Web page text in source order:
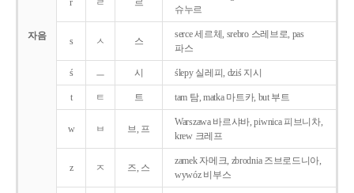
자음
r ㄹ 르
슈누르
s ㅅ 스
serce 세르체, srebro 스레브로, pas
파스
ś ㅡ 시 ślepy 실레피, dziś 지시
t ㅌ 트 tam 탐, matka 마트카, but 부트
w ㅂ 브, 프
Warszawa 바르샤바, piwnica 피브니차,
krew 크레프
z ㅈ 즈, 스
zamek 자메크, zbrodnia 즈브로드니아,
wywóz 비부스